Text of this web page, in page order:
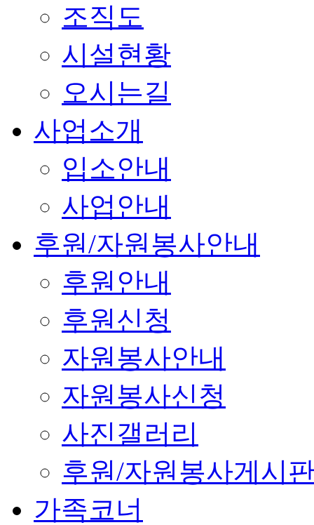
조직도
시설현황
오시는길
사업소개
입소안내
사업안내
후원/자원봉사안내
후원안내
후원신청
자원봉사안내
자원봉사신청
사진갤러리
후원/자원봉사게시
가족코너